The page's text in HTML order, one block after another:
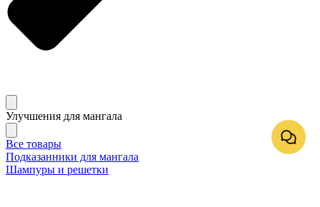
Улучшения для мангала
Все товары
Подказанники для мангала
Шампуры и решетки